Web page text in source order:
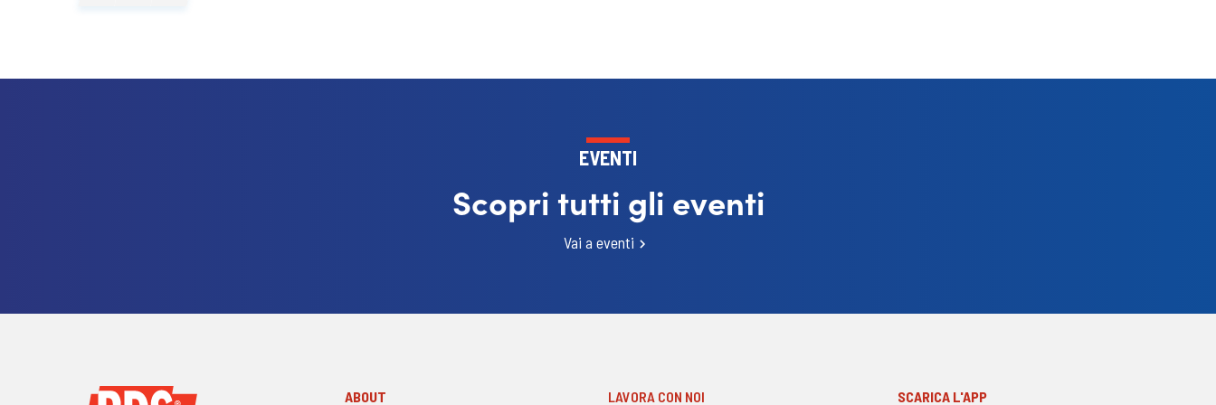
EVENTI
Scopri tutti gli eventi
Vai a eventi
ABOUT LAVORA CON NOI SCARICA L'APP